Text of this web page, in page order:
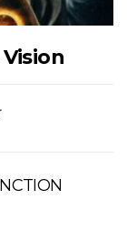
Vision